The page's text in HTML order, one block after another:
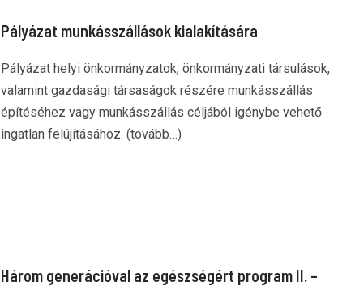
Pályázat munkásszállások kialakítására
Pályázat helyi önkormányzatok, önkormányzati társulások,
valamint gazdasági társaságok részére munkásszállás
építéséhez vagy munkásszállás céljából igénybe vehető
ingatlan felújításához. (tovább…)
Három generációval az egészségért program II. –